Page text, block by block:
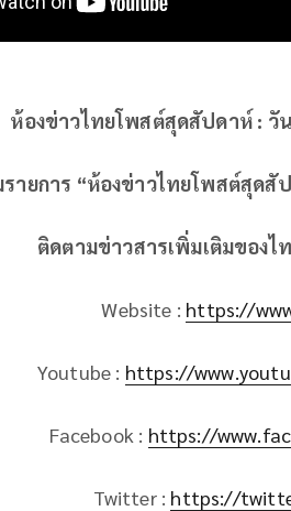
ห้องข่าวไทยโพสต์สุดสัปดาห์ : วั
ายการ “ห้องข่าวไทยโพสต์สุดสั
ติดตามข่าวสารเพิ่มเติมของ
Website : https://
Youtube : https://
Facebook : https://
Twitter : https://